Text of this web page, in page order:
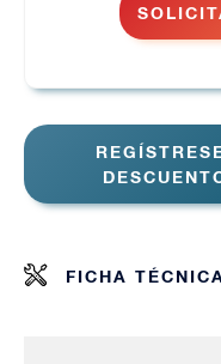
FICHA